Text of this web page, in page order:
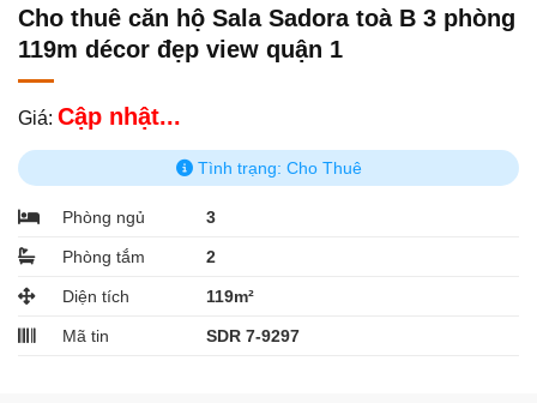
Cho thuê căn hộ Sala Sadora toà B 3 phòng
119m décor đẹp view quận 1
Giá: Cập nhật...
Tình trạng: Cho Thuê
Phòng ngủ 3
Phòng tắm 2
Diện tích 119m²
Mã tin SDR 7-9297